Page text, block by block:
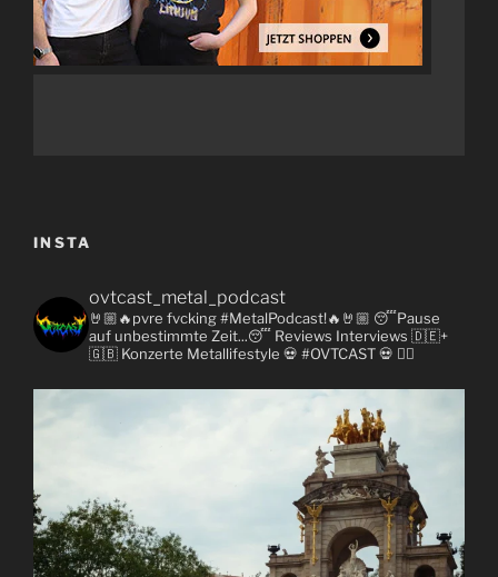
INSTA
ovtcast_metal_podcast
🤘🏼🔥pvre fvcking #MetalPodcast!🔥🤘🏼 😴Pause
auf unbestimmte Zeit...😴 Reviews Interviews 🇩🇪+
🇬🇧 Konzerte Metallifestyle 💀 #OVTCAST 💀 👇🏼